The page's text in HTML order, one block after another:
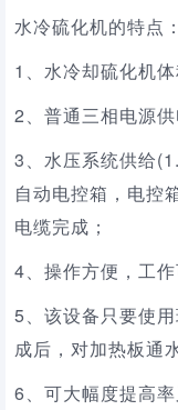
水冷硫化机的特点：
1、水冷却硫化机
2、普通三相电源
3、水压系统供给
自动电控箱，电控
电缆完成；
4、操作方便，工作
5、该设备只要使
成后，对加热板通
6、可大幅度提高